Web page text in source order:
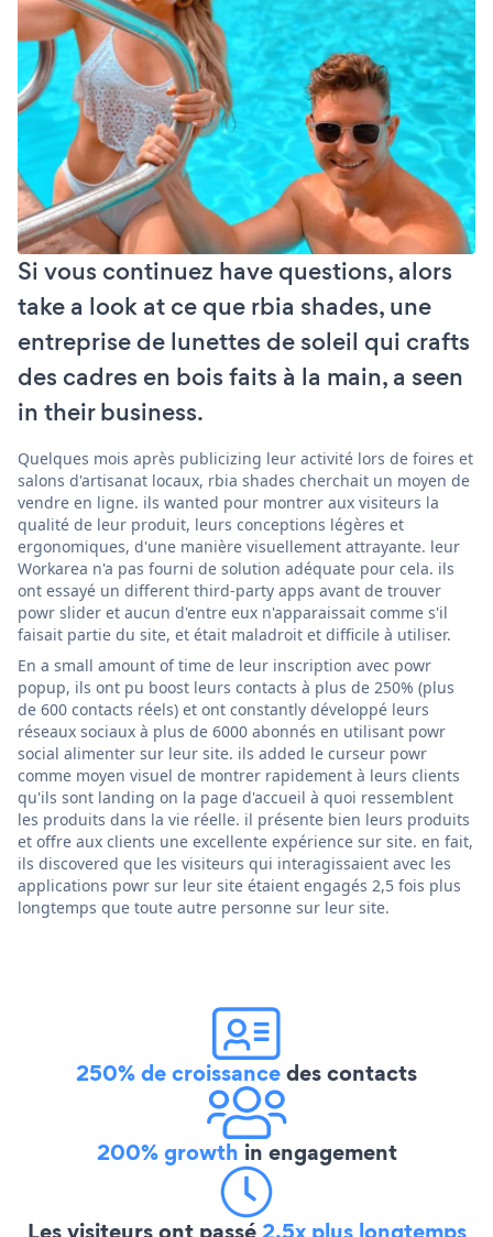
Si vous continuez have questions, alors
take a look at ce que rbia shades, une
entreprise de lunettes de soleil qui crafts
des cadres en bois faits à la main, a seen
in their business.
Quelques mois après publicizing leur activité lors de foires et
salons d'artisanat locaux, rbia shades cherchait un moyen de
vendre en ligne. ils wanted pour montrer aux visiteurs la
qualité de leur produit, leurs conceptions légères et
ergonomiques, d'une manière visuellement attrayante. leur
Workarea n'a pas fourni de solution adéquate pour cela. ils
ont essayé un different third-party apps avant de trouver
powr slider et aucun d'entre eux n'apparaissait comme s'il
faisait partie du site, et était maladroit et difficile à utiliser.
En a small amount of time de leur inscription avec powr
popup, ils ont pu boost leurs contacts à plus de 250% (plus
de 600 contacts réels) et ont constantly développé leurs
réseaux sociaux à plus de 6000 abonnés en utilisant powr
social alimenter sur leur site. ils added le curseur powr
comme moyen visuel de montrer rapidement à leurs clients
qu'ils sont landing on la page d'accueil à quoi ressemblent
les produits dans la vie réelle. il présente bien leurs produits
et offre aux clients une excellente expérience sur site. en fait,
ils discovered que les visiteurs qui interagissaient avec les
applications powr sur leur site étaient engagés 2,5 fois plus
longtemps que toute autre personne sur leur site.
250% de croissancedes contacts
200% growth in engagement